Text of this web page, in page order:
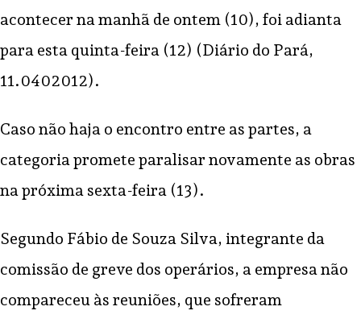
acontecer na manhã de ontem (10), foi adianta
para esta quinta-feira (12) (Diário do Pará,
11.0402012).
Caso não haja o encontro entre as partes, a
categoria promete paralisar novamente as obras
na próxima sexta-feira (13).
Segundo Fábio de Souza Silva, integrante da
comissão de greve dos operários, a empresa não
compareceu às reuniões, que sofreram